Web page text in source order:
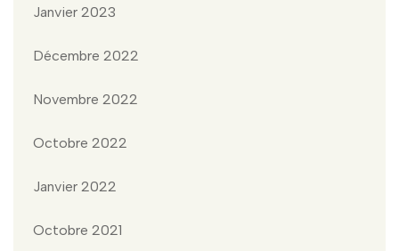
Janvier 2023
Décembre 2022
Novembre 2022
Octobre 2022
Janvier 2022
Octobre 2021